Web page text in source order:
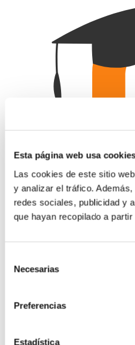
Esta página web usa
Las cookies de este sitio
y analizar el tráfico.
redes sociales, publicidad y
que hayan recopilado a
Necesarias
Preferencias
Estadística
El LMS más potente
Hosting Desarrollo